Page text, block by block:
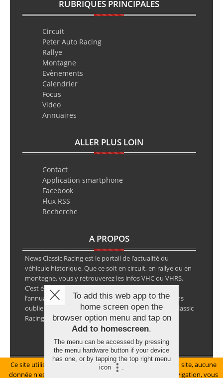
RUBRIQUES PRINCIPALES
Circuit
Peter Auto Racing
Rallye
Montagne
Evènements
Calendrier
Focus
Video
Annuaires
ALLER PLUS LOIN
Contact
Application smartphone
Facebook
Flux RSS
Recherche
A PROPOS
News Classic Racing est le portail de l’actualité du
véhicule historique. Que ce soit en circuit, en rallye ou en
montagne, vous y retrouverez les infos VHC ou VHRS.
C’est également le calendrier des épreuves ainsi que
l’annuaire des spécialistes de la voiture ancienne, sans
oublier les petites annonces avec notre partenaire Classic
Racing Annonces.
Mentions légales
Ce site utilise des cookies pour le bon fonctionnement du site, aucune
donnée n'est collectée à ce titre. En poursuivant votre navigation, vous
To add this web app to the
home screen open the
browser option menu and tap on
Add to homescreen.
The menu can be accessed by pressing
the menu hardware button if your device
has one, or by tapping the top right menu
icon
.